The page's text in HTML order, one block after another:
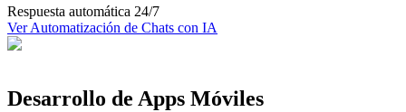
Respuesta automática 24/7
Ver Automatización de Chats con IA
Desarrollo de Apps Móviles